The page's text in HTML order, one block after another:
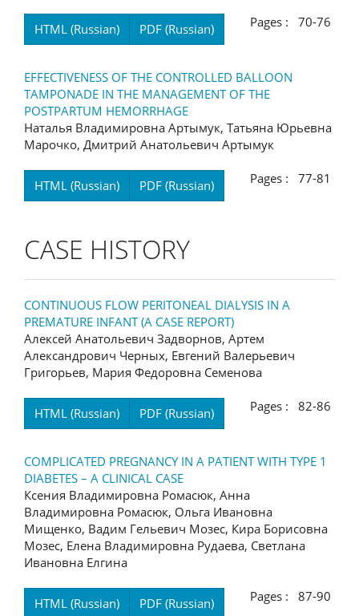
HTML (Russian) PDF (Russian) Pages : 70-76
EFFECTIVENESS OF THE CONTROLLED BALLOON
TAMPONADE IN THE MANAGEMENT OF THE
POSTPARTUM HEMORRHAGE
Наталья Владимировна Артымук, Татьяна Юрьевна
Марочко, Дмитрий Анатольевич Артымук
HTML (Russian) PDF (Russian) Pages : 77-81
CASE HISTORY
CONTINUOUS FLOW PERITONEAL DIALYSIS IN A
PREMATURE INFANT (A CASE REPORT)
Алексей Анатольевич Задворнов, Артем
Александрович Черных, Евгений Валерьевич
Григорьев, Мария Федоровна Семенова
HTML (Russian) PDF (Russian) Pages : 82-86
COMPLICATED PREGNANCY IN A PATIENT WITH TYPE 1
DIABETES – A CLINICAL CASE
Ксения Владимировна Ромасюк, Анна
Владимировна Ромасюк, Ольга Ивановна
Мищенко, Вадим Гельевич Мозес, Кира Борисовна
Мозес, Елена Владимировна Рудаева, Светлана
Ивановна Елгина
HTML (Russian) PDF (Russian) Pages : 87-90